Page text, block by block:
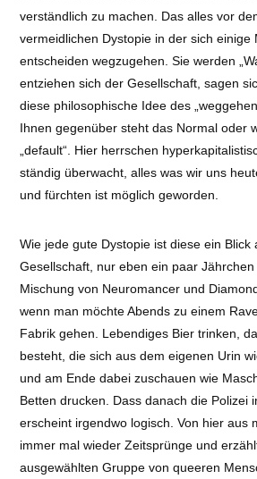
verständlich zu machen. Das alles vor
vermeidlichen Dystopie in der sich einige
entscheiden wegzugehen. Sie werden
entziehen sich der Gesellschaft, sagen
diese philosophische Idee des
Ihnen gegenüber steht das Normal oder
„default“. Hier herrschen
ständig überwacht, alles was wir uns
und fürchten ist möglich geworden.
Wie jede gute Dystopie ist diese ein Blick
Gesellschaft, nur eben ein paar
Mischung von Neuromancer und
wenn man möchte Abends zu einem
Fabrik gehen. Lebendiges Bier trinken,
besteht, die sich aus dem eigenen Urin
und am Ende dabei zuschauen wie
Betten drucken. Dass danach die Polizei
erscheint irgendwo logisch. Von hier aus
immer mal wieder Zeitsprünge und
ausgewählten Gruppe von queeren